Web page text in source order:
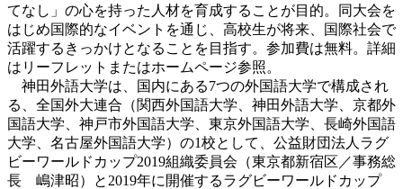
てなし」の心を持った人材を育成することが目的。同大会を
はじめ国際的なイベントを通じ、高校生が将来、国際社会で
活躍するきっかけとなることを目指す。参加費は無料。詳細
はリーフレットまたはホームページ参照。
神田外語大学は、国内にある7つの外国語大学で構成され
る、全国外大連合（関西外国語大学、神田外語大学、京都外
国語大学、神戸市外国語大学、東京外国語大学、長崎外国語
大学、名古屋外国語大学）の1校として、公益財団法人ラグ
ビーワールドカップ2019組織委員会（東京都新宿区／事務総
長 嶋津昭）と2019年に開催するラグビーワールドカップ